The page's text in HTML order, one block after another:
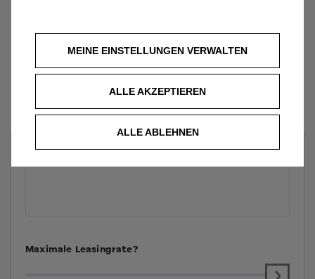
Welches Fahrzeug?
Maximale Leasingrate?
MEINE EINSTELLUNGEN VERWALTEN
ALLE AKZEPTIEREN
ALLE ABLEHNEN